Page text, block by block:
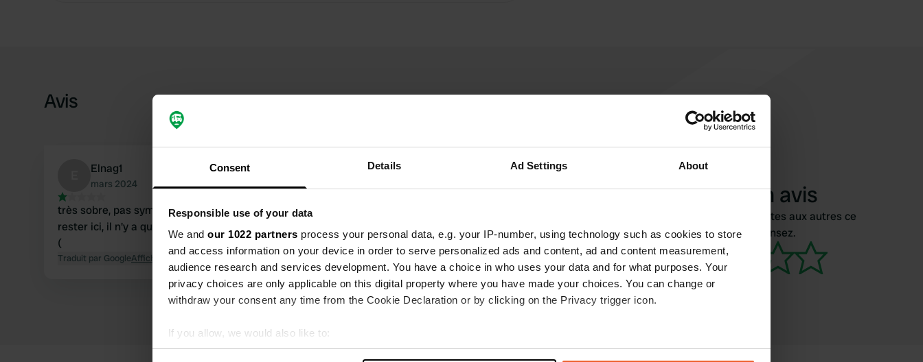
Consent Details Ad Settings About
Responsible use of your data
We and our 1022 partners process your personal data, e.g. your IP-number, using technology such as cookies to store
and access information on your device in order to serve personalized ads and content, ad and content measurement,
audience research and services development. You have a choice in who uses your data and for what purposes. Your
privacy choices are only applicable on this digital property where you have made your choices. You can change or
withdraw your consent any time from the Cookie Declaration or by clicking on the Privacy trigger icon.
If you allow, we would also like to:
Collect information about your geographical location which can be accurate to within several meters
Avis
Elnag1
mars 2024
très sobre, pas sympa, ce n'est pas drôle de
rester ici, il n'y a qu'une seule place de parking :-
(
Traduit par GoogleAfficher l'original
Supercamp
raison de rester ici?
Traduit par GoogleAfficher l'original
Ajouter un avis
Vous êtes déjà venu ici ? Dites aux autres ce
que vous en pensez.